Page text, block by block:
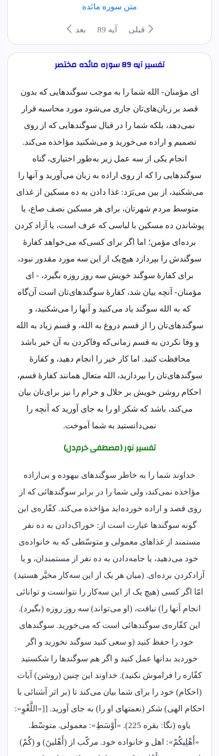
متن سوره مائده
قبلی آيه 89 بعد
تفسیر آیه 89 سوره مائده مختصر
ای مؤمنان- الله شما را به موجب سوگندهایی که بدون
قصد بر زبان‌های‌تان جاری می‌شود مورد محاسبه قرار
نمی‌دهد، بلکه شما را در قبال سوگندهایی که از روی
تصمیم و اراده می‌خورید و می‌شکنید مؤاخذه می‌کند.
انجام یکی از سه عمل زیر به‌طور اختیاری، گناه
سوگندهایی را که از روی اراده به زبان می‌آورید و آنها را
می‌شکنید، از بین می‌بَرَد: غذا دادن به ده مسکین از غذای
متوسط مردم شهرتان، برای هر مسکین نصف صاع، یا
پوشاندن ده مسکین با لباسی که عرف است، یا آزاد کردن
برده‌ای مؤمن؛ اما اگر برای کسی‌که می‌خواهد کفارۀ
سوگندش را بپردازد هیچ‌یک از این سه مورد مقدور نبود،
برای کفارۀ سوگند خویش سه روز روزه بگیرد، - ای
مؤمنان- آنچه بیان شد، کفارۀ سوگندهای‌تان است آن‌گاه
که به الله سوگند یاد می‌کنید و آنها را می‌شکنید، و
سوگندهای‌تان را از قسم دروغ به الله، و قسم زیاد به الله
و وفا نکردن به قسم زمانی‌که وفاکردن به آن خیر باشد
محافظت کنید. اما کار خیر را انجام دهید، و کفارۀ
سوگندهای‌تان را بپردازید، الله متعال همانند کفارۀ قسم،
احکام روشن خویش بر حلال و حرام را نیز برای‌تان بیان
می‌کند، باشد که شکر او را به جای آورید که آنچه را
نمی‌دانستید به شما آموخت.
تفسیر نور (مصطفی خرم‌دل)
خداوند شما را به خاطر سوگندهای بیهوده و بی‌اراده
مؤاخذه نمی‌کند، ولی شما را در برابر سوگندهائی که از
روی قصد و اراده خورده‌اید مؤاخذه می‌کند. کفّاره‌ی این
گونه سوگندها عبارت است از: خوراک‌دادن به ده نفر
مستمند از غذاهای معمولی و متوسّطی که به خانواده‌ی
خود می‌دهید، یا جامه‌دادن به ده نفر از مستمندان، و یا
آزادکردن برده‌ای. (میان هر یک از این سه‌کار مخیَّر هستید)
امّا اگر کسی (هیچ یک از این سه‌کار را نتوانست و توانائی
انجام آنها را) نیافت، (او می‌تواند) سه روز روزه (بگیرد).
این کفّاره‌ی سوگندهائی است که می‌خورید. سوگندهای
خود را حفظ کنید (و سعی کنید سوگند نخورید و اگر
خوردید بدانها عمل کنید و اگر هم سوگندها را شکستید
کفّاره را فراموش نکنید). خداوند این چنین (روشن) آیات
(احکام) خود را برای شما بیان می‌کند تا (بر اثر آشنائی با
احکام الهی) شکر (نعمتهای او را) به جای آورید. [[«اللَّغْوِ»:
یاوه (نگا: بقره 225). «أَوْسَطِ»: معمولی. متوسّط.
«أَهْلِیکُمْ»: اهل و خانواده خود. مرکّب از (أَهْلینَ) و (کُمْ)